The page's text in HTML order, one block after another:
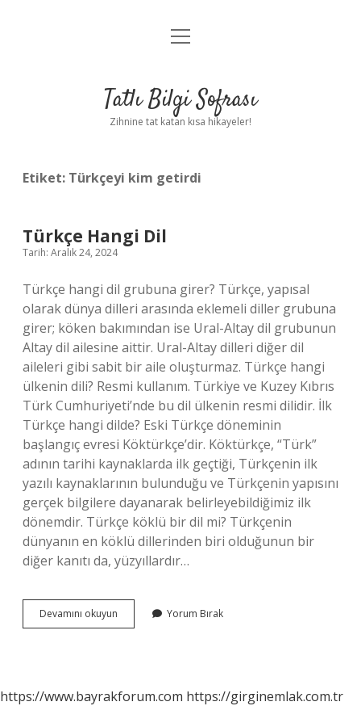
Anasayfa
Yasal Uyarı
menüyü
Tatlı Bilgi Sofrası
Zihnine tat katan kısa hikayeler!
Etiket: Türkçeyi kim getirdi
Türkçe Hangi Dil
Tarih: Aralık 24, 2024
Türkçe hangi dil grubuna girer? Türkçe, yapısal
olarak dünya dilleri arasında eklemeli diller grubuna
girer; köken bakımından ise Ural-Altay dil grubunun
Altay dil ailesine aittir. Ural-Altay dilleri diğer dil
aileleri gibi sabit bir aile oluşturmaz. Türkçe hangi
ülkenin dili? Resmi kullanım. Türkiye ve Kuzey Kıbrıs
Türk Cumhuriyeti’nde bu dil ülkenin resmi dilidir. İlk
Türkçe hangi dilde? Eski Türkçe döneminin
başlangıç ​​evresi Köktürkçe’dir. Köktürkçe, “Türk”
adının tarihi kaynaklarda ilk geçtiği, Türkçenin ilk
yazılı kaynaklarının bulunduğu ve Türkçenin yapısını
gerçek bilgilere dayanarak belirleyebildiğimiz ilk
dönemdir. Türkçe köklü bir dil mi? Türkçenin
dünyanın en köklü dillerinden biri olduğunun bir
diğer kanıtı da, yüzyıllardır…
Devamını okuyun
Hangi
Yorum Bırak
https://www.bayrakforum.com https://girginemlak.com.tr